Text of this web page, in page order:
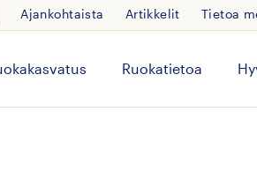
Ajankohtaista Artikkelit Tietoa
Ruokatietoa